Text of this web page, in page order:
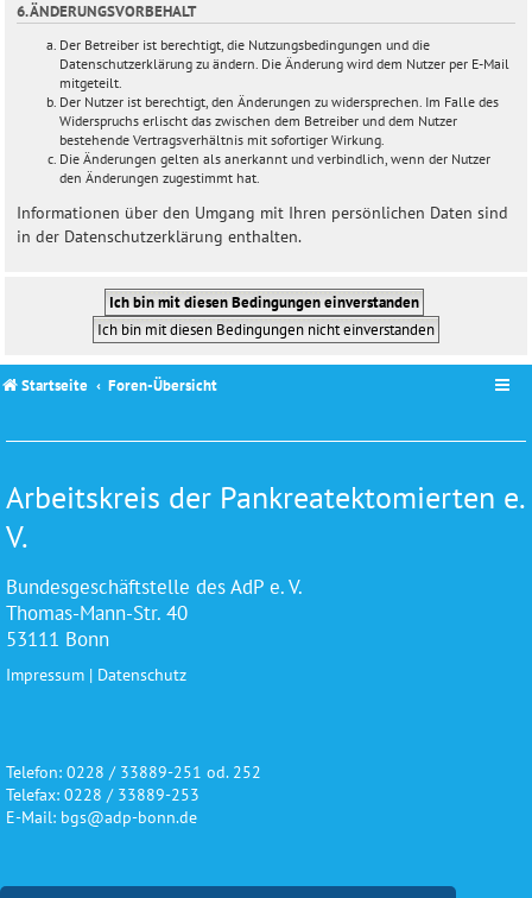
6. ÄNDERUNGSVORBEHALT
Der Betreiber ist berechtigt, die Nutzungsbedingungen und die
Datenschutzerklärung zu ändern. Die Änderung wird dem Nutzer per E-Mail
mitgeteilt.
Der Nutzer ist berechtigt, den Änderungen zu widersprechen. Im Falle des
Widerspruchs erlischt das zwischen dem Betreiber und dem Nutzer
bestehende Vertragsverhältnis mit sofortiger Wirkung.
Die Änderungen gelten als anerkannt und verbindlich, wenn der Nutzer
den Änderungen zugestimmt hat.
Informationen über den Umgang mit Ihren persönlichen Daten sind
in der Datenschutzerklärung enthalten.
Startseite Foren-Übersicht
Arbeitskreis der Pankreatektomierten e.
V.
Bundesgeschäftstelle des AdP e. V.
Thomas-Mann-Str. 40
53111 Bonn
Impressum | Datenschutz
Telefon: 0228 / 33889-251 od. 252
Telefax: 0228 / 33889-253
E-Mail: bgs@adp-bonn.de